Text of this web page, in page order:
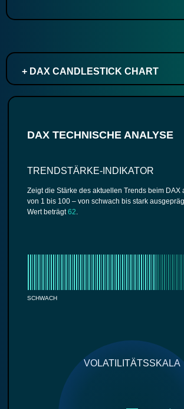
+ DAX CANDLESTICK CHART
DAX TECHNISCHE ANALYSE
TRENDSTÄRKE-INDIKATOR
Zeigt die Stärke des aktuellen Trends beim DAX
von 1 bis 100 – von schwach bis stark
Wert beträgt62.
SCHWACH
VOLATILITÄTSSKALA